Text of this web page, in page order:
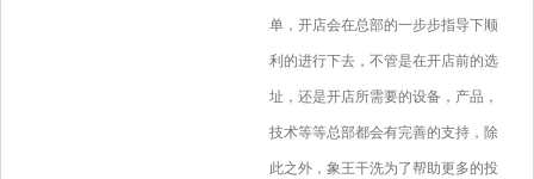
单，开店会在总部的一步步指导下顺
利的进行下去，不管是在开店前的选
址，还是开店所需要的设备，产品，
技术等等总部都会有完善的支持，除
此之外，象王干洗为了帮助更多的投